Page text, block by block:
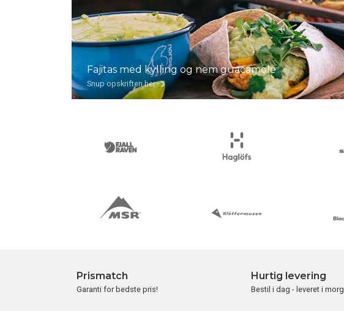
Fajitas med kylling og nem guacamole
Snup opskriften her
Prismatch
Garanti for bedste pris!
Hurtig levering
Bestil i dag - leveret i